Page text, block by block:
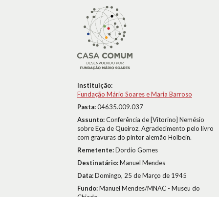
Instituição:
Fundação Mário Soares e Maria Barroso
Pasta:04635.009.037
Assunto:Conferência de [Vitorino] Nemésio
sobre Eça de Queiroz. Agradecimento pelo livro
com gravuras do pintor alemão Holbein.
Remetente:Dordio Gomes
Destinatário:Manuel Mendes
Data:Domingo, 25 de Março de 1945
Fundo:Manuel Mendes/MNAC - Museu do